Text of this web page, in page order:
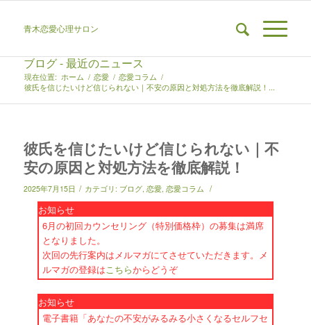
青木恋愛心理サロン
ブログ - 最近のニュース
現在位置: ホーム / 恋愛 / 恋愛コラム /
彼氏を信じたいけど信じられない｜不安の原因と対処方法を徹底解説！...
彼氏を信じたいけど信じられない｜不
安の原因と対処方法を徹底解説！
2025年7月15日 / カテゴリ: ブログ, 恋愛, 恋愛コラム /
お知らせ
6月の初回カウンセリング（特別価格枠）の募集は満席
となりました。
次回の先行案内はメルマガにてさせていただきます。メ
ルマガの登録はこちらからどうぞ
お知らせ
電子書籍「あなたの不安がみるみる小さくなるセルフセ